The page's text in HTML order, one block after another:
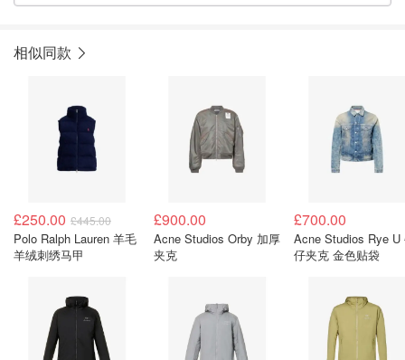
相似同款
£250.00 £445.00
Polo Ralph Lauren 羊毛
羊绒刺绣马甲
£900.00
Acne Studios Orby 加厚
夹克
£700.00
Acne Studios Rye U 牛
仔夹克 金色贴袋